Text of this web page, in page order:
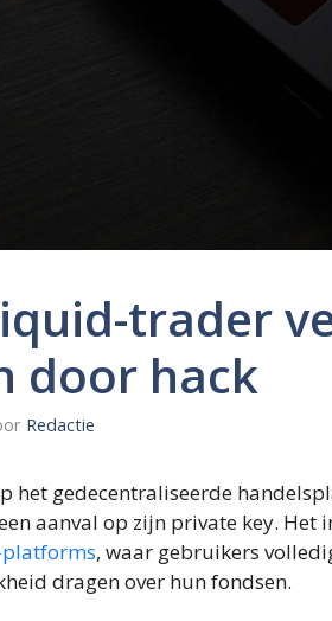
trader
door hack
Redactie
het gedecentraliseerde
aanval op zijn private key.
platforms, waar gebruikers
dragen over hun fondsen.